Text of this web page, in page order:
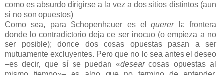
como es absurdo dirigirse a la vez a dos sitios distintos (aun
si no son opuestos).
Como sea, para Schopenhauer es elquererla frontera
donde lo contradictorio deja de ser inocuo (o empieza a no
ser posible); donde dos cosas opuestas pasan a ser
mutuamente excluyentes. Pero que no lo sea antes el deseo
–es decir, que sí se puedan «desearcosas opuestas al